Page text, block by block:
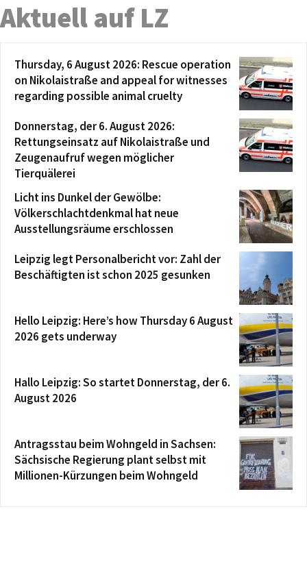
Aktuell auf LZ
Thursday, 6 August 2026: Rescue operation
on Nikolaistraße and appeal for witnesses
regarding possible animal cruelty
Donnerstag, der 6. August 2026:
Rettungseinsatz auf Nikolaistraße und
Zeugenaufruf wegen möglicher
Tierquälerei
Licht ins Dunkel der Gewölbe:
Völkerschlachtdenkmal hat neue
Ausstellungsräume erschlossen
Leipzig legt Personalbericht vor: Zahl der
Beschäftigten ist schon 2025 gesunken
Hello Leipzig: Here’s how Thursday 6 August
2026 gets underway
Hallo Leipzig: So startet Donnerstag, der 6.
August 2026
Antragsstau beim Wohngeld in Sachsen:
Sächsische Regierung plant selbst mit
Millionen-Kürzungen beim Wohngeld